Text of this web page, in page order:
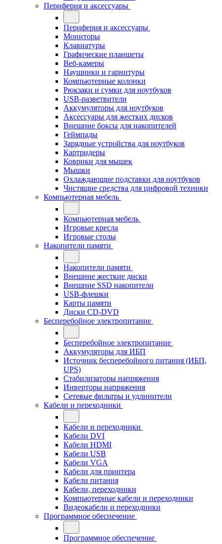
Периферия и аксессуары
Периферия и аксессуары
Мониторы
Клавиатуры
Графические планшеты
Веб-камеры
Наушники и гарнитуры
Компьютерные колонки
Рюкзаки и сумки для ноутбуков
USB-разветвители
Аккумуляторы для ноутбуков
Аксессуары для жестких дисков
Внешние боксы для накопителей
Геймпады
Зарядные устройства для ноутбуков
Картридеры
Коврики для мышек
Мышки
Охлаждающие подставки для ноутбуков
Чистящие средства для цифровой техники
Компьютерная мебель
Компьютерная мебель
Игровые кресла
Игровые столы
Накопители памяти
Накопители памяти
Внешние жесткие диски
Внешние SSD накопители
USB-флешки
Карты памяти
Диски CD-DVD
Бесперебойное электропитание
Бесперебойное электропитание
Аккумуляторы для ИБП
Источник бесперебойного питания (ИБП,
UPS)
Стабилизаторы напряжения
Инверторы напряжения
Сетевые фильтры и удлинители
Кабели и переходники
Кабели и переходники
Кабели DVI
Кабели HDMI
Кабели USB
Кабели VGA
Кабели для принтера
Кабели питания
Кабели, переходники
Компьютерные кабели и переходники
Видеокабели и переходники
Программное обеспечение
Программное обеспечение